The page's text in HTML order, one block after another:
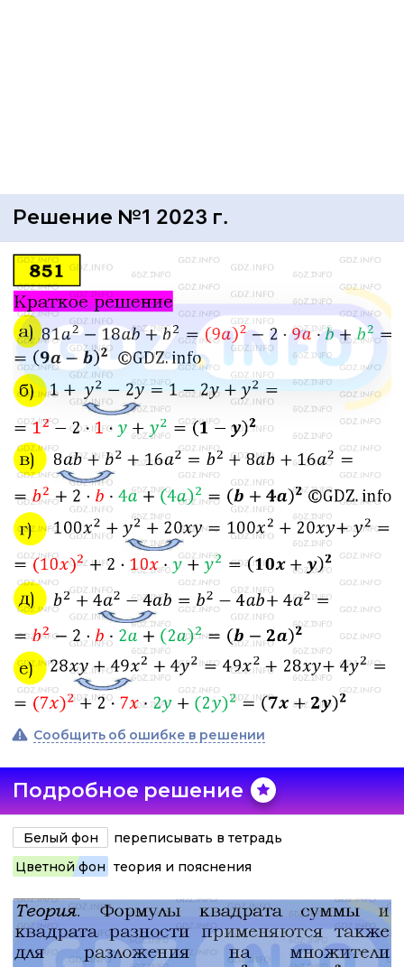
Решение №1 2023 г.
Сообщить об ошибке в решении
Подробное решение
Белый фон
переписывать в тетрадь
Цветной фон теория и пояснения